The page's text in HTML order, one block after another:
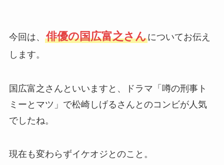
今回は、 俳優の国広富之さんについてお伝え
します。
国広富之さんといいますと、ドラマ「噂の刑事ト
ミーとマツ」で松崎しげるさんとのコンビが人気
でしたね。
現在も変わらずイケオジとのこと。